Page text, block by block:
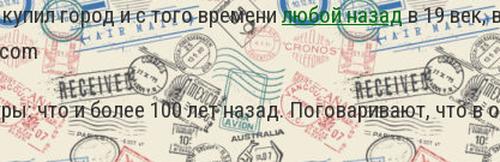
город и с того временилюбой назадв 19 век,
что и более 100 лет назад.Поговаривают, что в